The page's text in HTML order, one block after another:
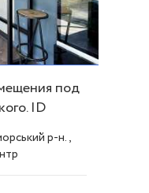
под
ID
р-н.,